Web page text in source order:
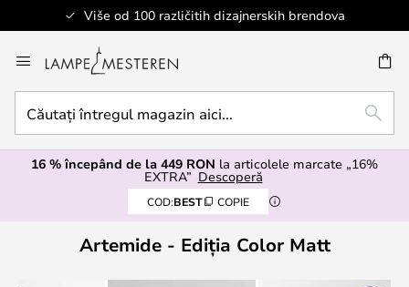
Više od 100 različitih dizajnerskih brendova
la
Continut
întregul
magazin
aici...
16 % începând de la 449 RON la articolele marcate „16%
EXTRA” Descoperă
COD:BEST COPIE
Artemide - Ediția Color Matt